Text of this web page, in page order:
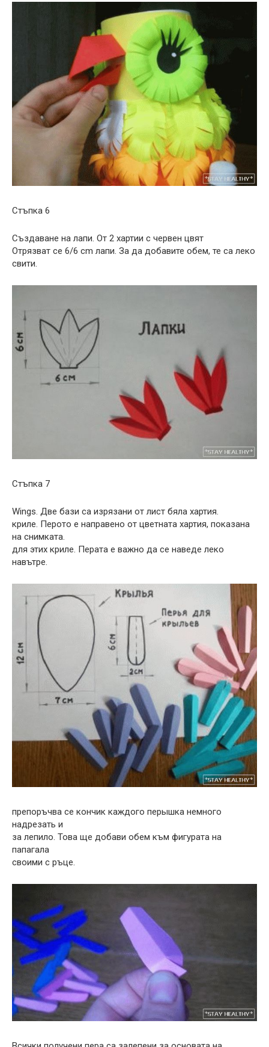
Стъпка 6
Създаване на лапи. От 2 хартии с червен цвят
Отрязват се 6/6 cm лапи. За да добавите обем, те са леко
свити.
Стъпка 7
Wings. Две бази са изрязани от лист бяла хартия.
криле. Перото е направено от цветната хартия, показана
на снимката.
для этих криле. Перата е важно да се наведе леко
навътре.
препоръчва се кончик каждого перышка немного
надрезать и
за лепило. Това ще добави обем към фигурата на
папагала
своими с ръце.